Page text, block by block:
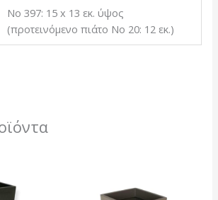
Νο 397: 15 x 13 εκ. ύψος
(προτεινόμενο πιάτο Νο 20: 12 εκ.)